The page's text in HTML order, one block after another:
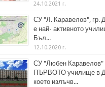
24.10.2021 г.
СУ "Л. Каравелов", гр.
е най- активното
Бъл...
12.10.2020 г.
СУ "Любен Каравелов"
ПЪРВОТО училище в
което излъчв...